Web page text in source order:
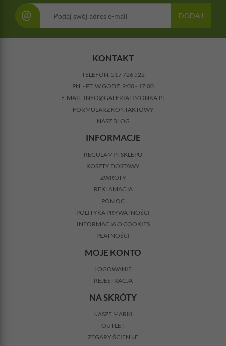
@ DODAJ
KONTAKT
TELEFON: 517 726 522
PN. - PT. W GODZ. 9:00 - 17:00
E-MAIL: INFO@GALERIALIMONKA.PL
FORMULARZ KONTAKTOWY
NASZ BLOG
INFORMACJE
REGULAMIN SKLEPU
KOSZTY DOSTAWY
ZWROTY
REKLAMACJA
POMOC
POLITYKA PRYWATNOŚCI
INFORMACJA O COOKIES
PŁATNOŚCI
MOJE KONTO
LOGOWANIE
REJESTRACJA
NA SKRÓTY
NASZE MARKI
OUTLET
ZEGARY ŚCIENNE